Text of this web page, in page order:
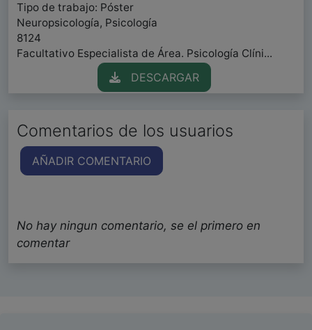
Tipo de trabajo: Póster
Neuropsicología, Psicología
8124
Facultativo Especialista de Área. Psicología Clíni...
DESCARGAR
Comentarios de los usuarios
AÑADIR COMENTARIO
No hay ningun comentario, se el primero en
comentar